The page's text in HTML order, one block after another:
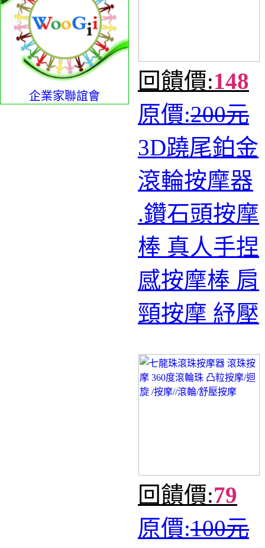
企業家聯誼會
回饋價:148
原價:200元
3D蹺尾鉑金
滾輪按摩器
.鑽石頭按摩
棒 真人手捏
感按摩棒 肩
頸按摩 紓壓
回饋價:79
原價:100元